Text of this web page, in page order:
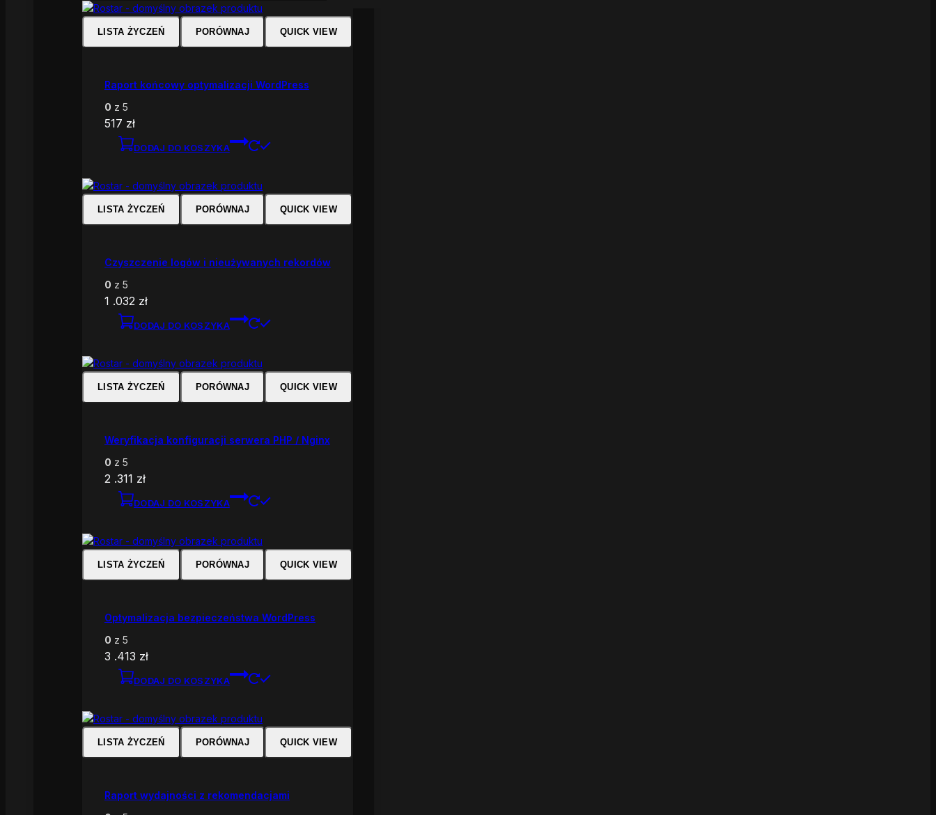
LISTA ŻYCZEŃ PORÓWNAJ QUICK VIEW
Raport końcowy optymalizacji WordPress
0 z 5
517 zł
DODAJ DO KOSZYKA
LISTA ŻYCZEŃ PORÓWNAJ QUICK VIEW
Czyszczenie logów i nieużywanych rekordów
0 z 5
1 .032 zł
DODAJ DO KOSZYKA
LISTA ŻYCZEŃ PORÓWNAJ QUICK VIEW
Weryfikacja konfiguracji serwera PHP / Nginx
0 z 5
2 .311 zł
DODAJ DO KOSZYKA
LISTA ŻYCZEŃ PORÓWNAJ QUICK VIEW
Optymalizacja bezpieczeństwa WordPress
0 z 5
3 .413 zł
DODAJ DO KOSZYKA
LISTA ŻYCZEŃ PORÓWNAJ QUICK VIEW
Raport wydajności z rekomendacjami